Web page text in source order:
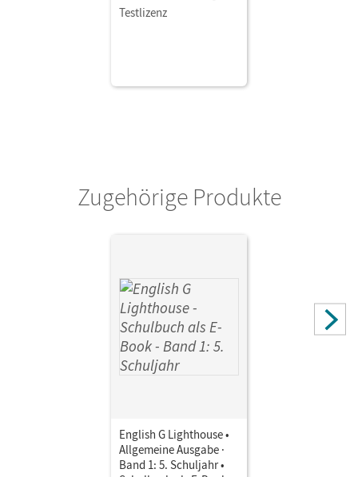
Testlizenz
Zugehörige Produkte
English G Lighthouse •
Allgemeine Ausgabe ·
Band 1: 5. Schuljahr •